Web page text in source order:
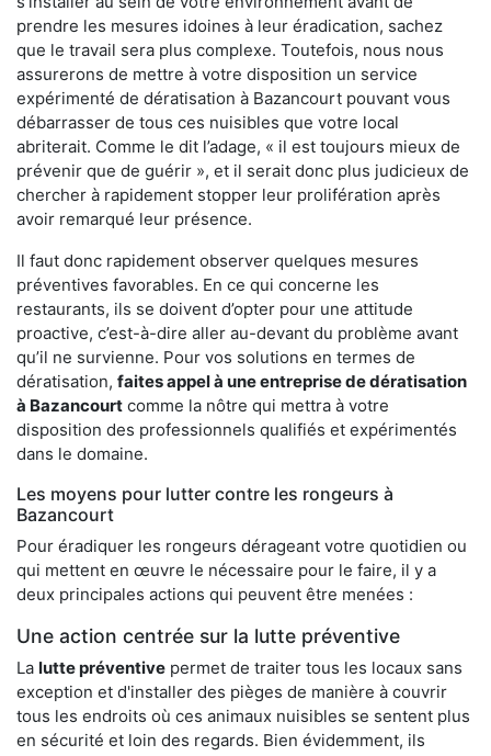
prendre les mesures idoines à leur éradication, sachez
que le travail sera plus complexe. Toutefois, nous nous
assurerons de mettre à votre disposition un service
expérimenté de dératisation à Bazancourt pouvant vous
débarrasser de tous ces nuisibles que votre local
abriterait. Comme le dit l’adage, « il est toujours mieux de
prévenir que de guérir », et il serait donc plus judicieux de
chercher à rapidement stopper leur prolifération après
avoir remarqué leur présence.
Il faut donc rapidement observer quelques mesures
préventives favorables. En ce qui concerne les
restaurants, ils se doivent d’opter pour une attitude
proactive, c’est-à-dire aller au-devant du problème avant
qu’il ne survienne. Pour vos solutions en termes de
dératisation, faites appel à une entreprise de dératisation
à Bazancourt comme la nôtre qui mettra à votre
disposition des professionnels qualifiés et expérimentés
dans le domaine.
Les moyens pour lutter contre les rongeurs à
Bazancourt
Pour éradiquer les rongeurs dérageant votre quotidien ou
qui mettent en œuvre le nécessaire pour le faire, il y a
deux principales actions qui peuvent être menées :
Une action centrée sur la lutte préventive
La lutte préventive permet de traiter tous les locaux sans
exception et d'installer des pièges de manière à couvrir
tous les endroits où ces animaux nuisibles se sentent plus
en sécurité et loin des regards. Bien évidemment, ils